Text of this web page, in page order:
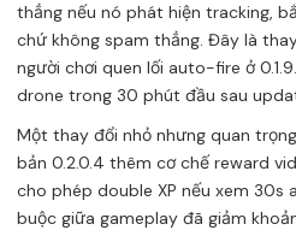
thẳng nếu nó phát hiện tracking,
chứ không spam thẳng. Đây là
người chơi quen lối auto-fire ở
drone trong 30 phút đầu sau
Một thay đổi nhỏ nhưng quan
bản 0.2.0.4 thêm cơ chế reward
cho phép double XP nếu xem 30s
buộc giữa gameplay đã giảm